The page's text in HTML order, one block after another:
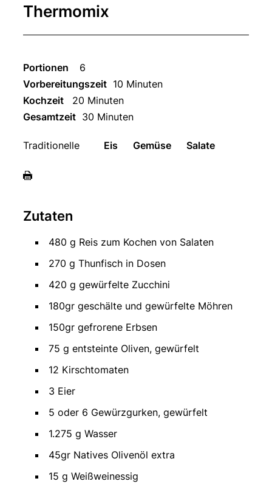
Thermomix
Portionen
6
Vorbereitungszeit 10 Minuten
Kochzeit
20 Minuten
Gesamtzeit 30 Minuten
Traditionelle Eis Gemüse Salate
Zutaten
480 g Reis zum Kochen von Salaten
270 g Thunfisch in Dosen
420 g gewürfelte Zucchini
180gr geschälte und gewürfelte Möhren
150gr gefrorene Erbsen
75 g entsteinte Oliven, gewürfelt
12 Kirschtomaten
3 Eier
5 oder 6 Gewürzgurken, gewürfelt
1.275 g Wasser
45gr Natives Olivenöl extra
15 g Weißweinessig